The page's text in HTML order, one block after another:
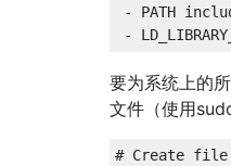
- PATH
要为系统上的
文件（使用
# Create file